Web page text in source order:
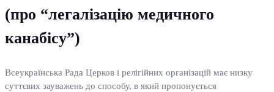
(про “легалізацію медичного
канабісу”)
Всеукраїнська Рада Церков і релігійних організацій має низку
суттєвих зауважень до способу, в який пропонується